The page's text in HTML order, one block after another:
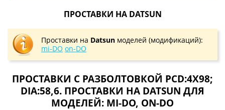
ПРОСТАВКИ НА DATSUN
Проставки на Datsun моделей (модификаций):
mi-DO on-DO
ПРОСТАВКИ С РАЗБОЛТОВКОЙ PCD:4X98;
DIA:58,6. ПРОСТАВКИ НА DATSUN ДЛЯ
МОДЕЛЕЙ: MI-DO, ON-DO